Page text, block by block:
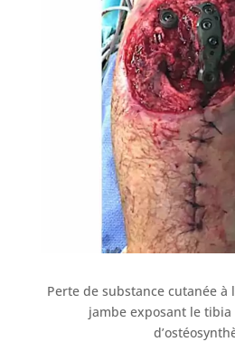
Perte de substance cutanée
jambe exposant le